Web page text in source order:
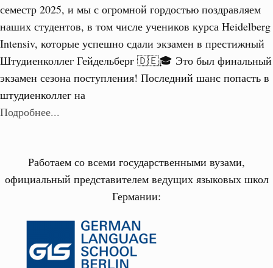
семестр 2025, и мы с огромной гордостью поздравляем
наших студентов, в том числе учеников курса Heidelberg
Intensiv, которые успешно сдали экзамен в престижный
Штудиенколлег Гейдельберг 🇩🇪🎓 Это был финальный
экзамен сезона поступления! Последний шанс попасть в
штудиенколлег на
Подробнее...
Работаем со всеми государственными вузами,
официальный представителем ведущих языковых школ
Германии: